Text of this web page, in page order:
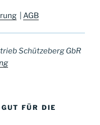
AGB
Schützeberg GbR
FÜR DIE